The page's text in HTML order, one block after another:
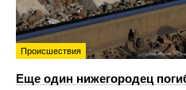
Происшествия
Еще один нижегородец